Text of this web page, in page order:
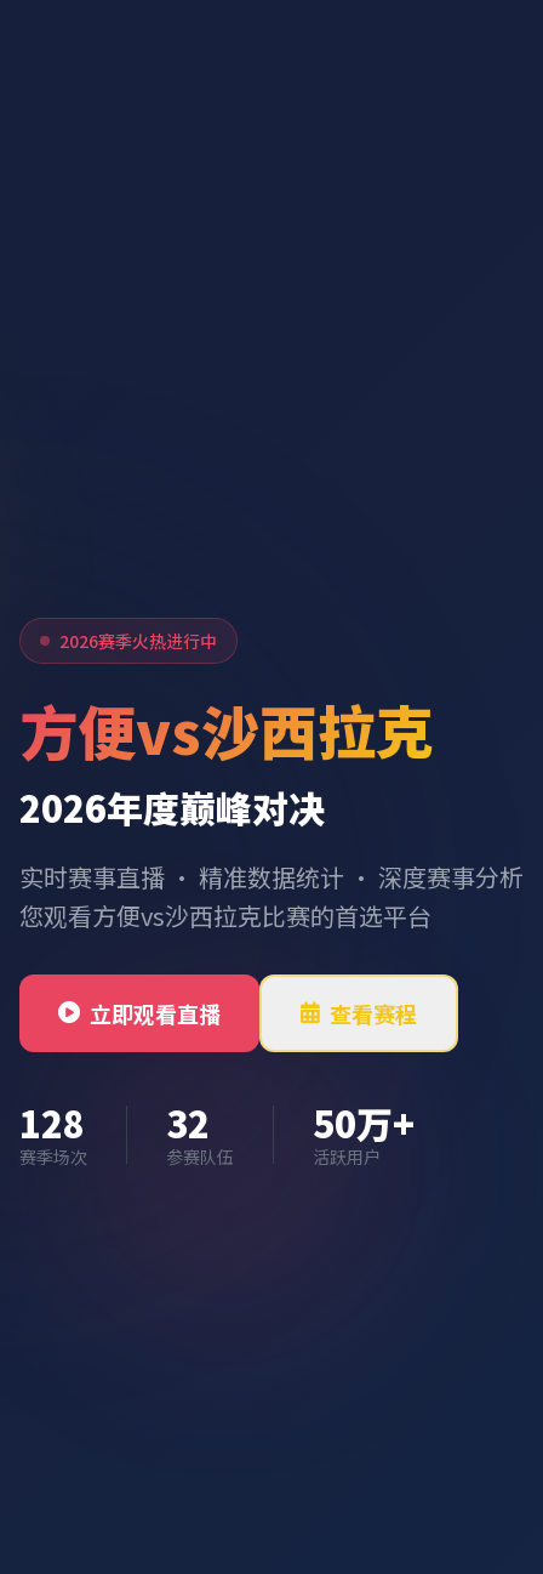
2026赛季火热进行中
方便vs沙西拉克
2026年度巅峰对决
实时赛事直播 · 精准数据统计 · 深度赛事分析
您观看方便vs沙西拉克比赛的首选平台
立即观看直播 查看赛程
128
赛季场次
32
参赛队伍
50万+
活跃用户